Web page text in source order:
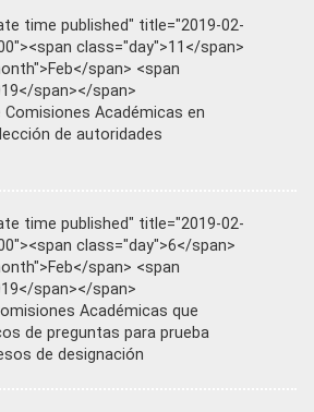
time published" title="2019-02-
class="day">11</span>
span> <span
span></span>
Comisiones Académicas en
de autoridades
time published" title="2019-02-
class="day">6</span>
span> <span
span></span>
Académicas que
de preguntas para prueba
de designación